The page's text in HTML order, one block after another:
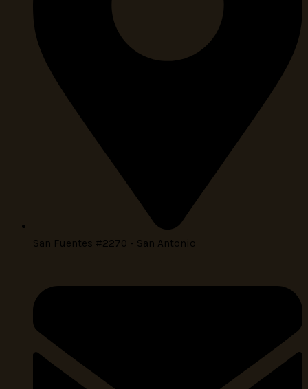
San Fuentes #2270 - San Antonio